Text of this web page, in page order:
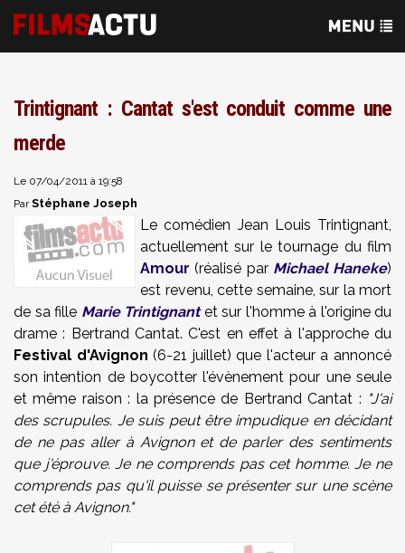
Trintignant : Cantat s'est conduit comme une
merde
Le 07/04/2011 à 19:58
ParStéphane Joseph
Le comédien Jean Louis Trintignant,
actuellement sur le tournage du film
Amour (réalisé par Michael Haneke)
est revenu, cette semaine, sur la mort
de sa fille Marie Trintignantet sur l'homme à l'origine du
drame : Bertrand Cantat. C'est en effet à l'approche du
Festival d'Avignon(6-21 juillet) que l'acteur a annoncé
son intention de boycotter l'évènement pour une seule
et même raison : la présence de Bertrand Cantat : "J'ai
des scrupules. Je suis peut être impudique en décidant
de ne pas aller à Avignon et de parler des sentiments
que j'éprouve. Je ne comprends pas cet homme. Je ne
comprends pas qu'il puisse se présenter sur une scène
cet été à Avignon."